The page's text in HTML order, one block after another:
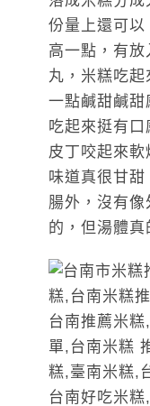
份量上還可以
高一點，有
丸，米糕吃
一點鹹甜鹹甜
吃起來挺有
皮丁咬起來
味道真很甘
腸外，沒有
的，但湯體真